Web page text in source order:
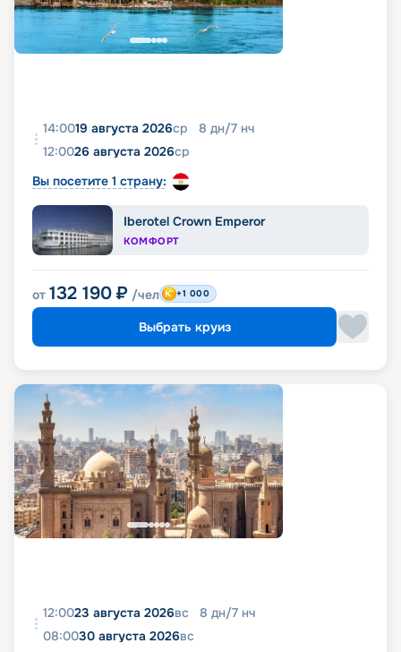
14:0019 августа 2026ср 8 дн/7 нч
12:0026 августа 2026ср
Вы посетите 1 страну:
Iberotel Crown Emperor
КОМФОРТ
от 132 190 ₽ /чел +1 000
Выбрать круиз
12:0023 августа 2026вс 8 дн/7 нч
08:0030 августа 2026вс